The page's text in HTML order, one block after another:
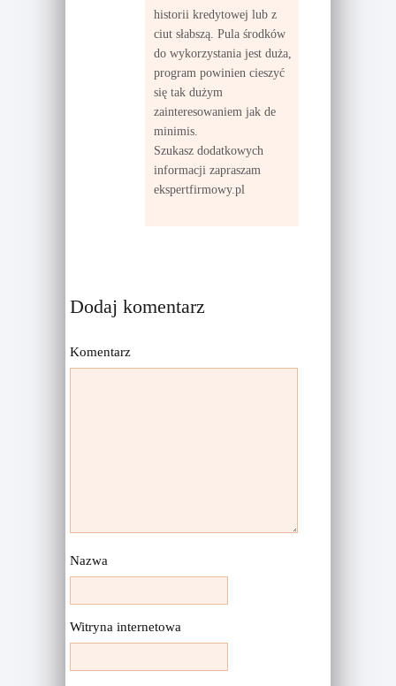
historii kredytowej lub z
ciut słabszą. Pula środków
do wykorzystania jest duża,
program powinien cieszyć
się tak dużym
zainteresowaniem jak de
minimis.
Szukasz dodatkowych
informacji zapraszam
ekspertfirmowy.pl
Dodaj komentarz
Komentarz
Nazwa
Witryna internetowa